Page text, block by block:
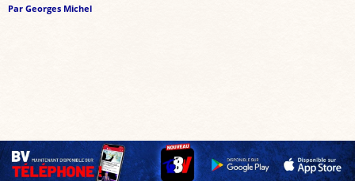
Par Georges Michel